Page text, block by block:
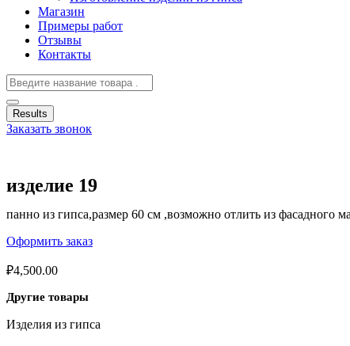
Магазин
Примеры работ
Отзывы
Контакты
Results
Заказать звонок
изделие 19
панно из гипса,размер 60 см ,возможно отлить из фасадного
Оформить заказ
₽4,500.00
Другие товары
Изделия из гипса